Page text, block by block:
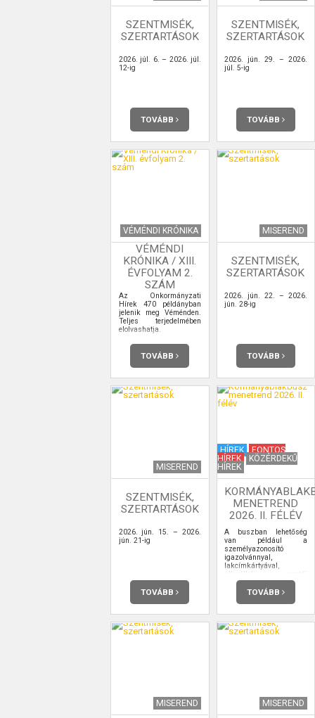
SZENTMISÉK,
SZERTARTÁSOK
2026. júl. 6. – 2026. júl.
12-ig
TOVÁBB
SZENTMISÉK,
SZERTARTÁSOK
2026. jún. 29. – 2026.
júl. 5-ig
TOVÁBB
VÉMÉNDI KRÓNIKA
VÉMÉNDI
KRÓNIKA / XIII.
ÉVFOLYAM 2.
SZÁM
Az Önkormányzati
Hírek 470 példányban
jelenik meg Véménden.
Teljes terjedelmében
elolvashatja.
TOVÁBB
MISEREND
SZENTMISÉK,
SZERTARTÁSOK
2026. jún. 22. – 2026.
jún. 28-ig
TOVÁBB
MISEREND
SZENTMISÉK,
SZERTARTÁSOK
2026. jún. 15. – 2026.
jún. 21-ig
TOVÁBB
HÍREK
FONTOS
HÍREK
KÖZÉRDEKŰ
HÍREK
MENETREND
2026. II. FÉLÉV
A buszban lehetőség
van például a
személyazonosító
igazolvánnyal,
lakcímkártyával,
útlevéllel, vezetői
engedéllyel kapcsolatos
ügyintézésre,
TOVÁBB
MISEREND MISEREND